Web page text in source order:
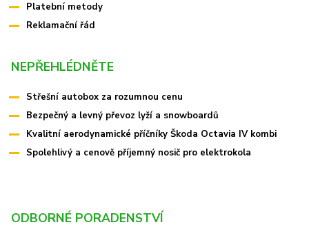
Platební metody
Reklamační řád
NEPŘEHLÉDNĚTE
Střešní autobox za rozumnou cenu
Bezpečný a levný převoz lyží a snowboardů
Kvalitní aerodynamické příčníky Škoda Octavia IV kombi
Spolehlivý a cenově příjemný nosič pro elektrokola
ODBORNÉ PORADENSTVÍ